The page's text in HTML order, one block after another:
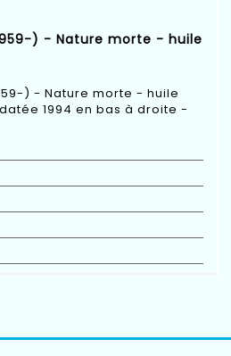
) - Nature morte - huile
) - Nature morte - huile
1994 en bas à droite -